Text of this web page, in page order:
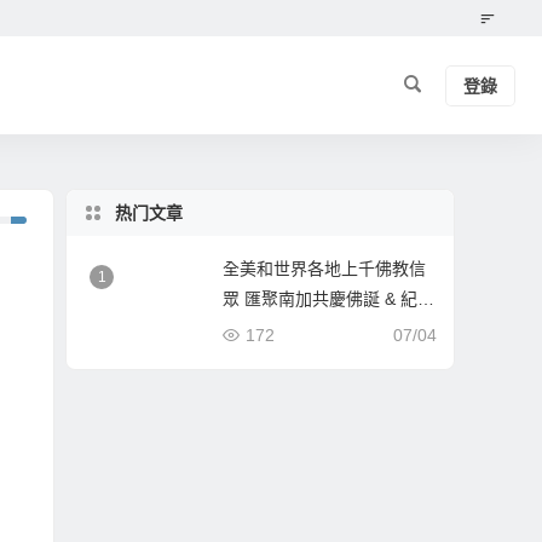
登錄
热门文章
1
全美和世界各地上千佛教信
眾 匯聚南加共慶佛誕 & 紀念
南無第三世多杰羌佛佛誕07/04
172